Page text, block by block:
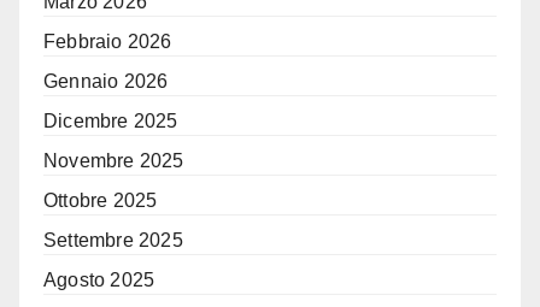
Febbraio 2026
Gennaio 2026
Dicembre 2025
Novembre 2025
Ottobre 2025
Settembre 2025
Agosto 2025